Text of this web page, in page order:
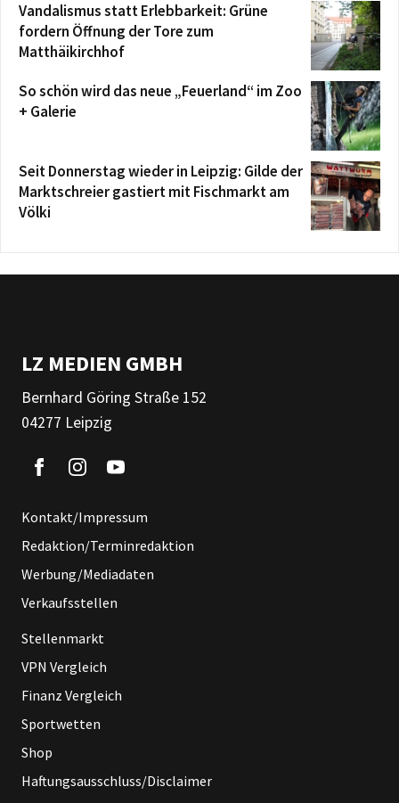
Vandalismus statt Erlebbarkeit: Grüne
fordern Öffnung der Tore zum
Matthäikirchhof
So schön wird das neue „Feuerland“ im Zoo
+ Galerie
Seit Donnerstag wieder in Leipzig: Gilde der
Marktschreier gastiert mit Fischmarkt am
Völki
LZ MEDIEN GMBH
Bernhard Göring Straße 152
04277 Leipzig
Kontakt/Impressum
Redaktion/Terminredaktion
Werbung/Mediadaten
Verkaufsstellen
Stellenmarkt
VPN Vergleich
Finanz Vergleich
Sportwetten
Shop
Haftungsausschluss/Disclaimer